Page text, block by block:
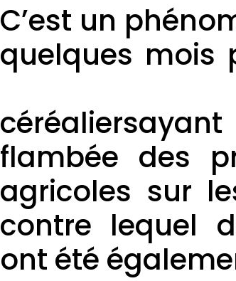
C’est un
quelques mois
des
flambée des
agricoles sur
contre lequel
ont été